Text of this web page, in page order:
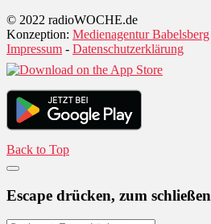
© 2022 radioWOCHE.de
Konzeption: Medienagentur Babelsberg
Impressum - Datenschutzerklärung
Back to Top
Escape drücken, zum schließen